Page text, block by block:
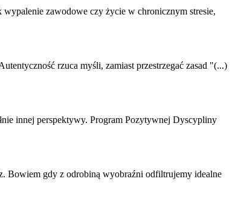
wypalenie zawodowe czy życie w chronicznym stresie,
rzuca myśli, zamiast przestrzegać zasad "(...)
innej perspektywy. Program Pozytywnej Dyscypliny
Bowiem gdy z odrobiną wyobraźni odfiltrujemy idealne